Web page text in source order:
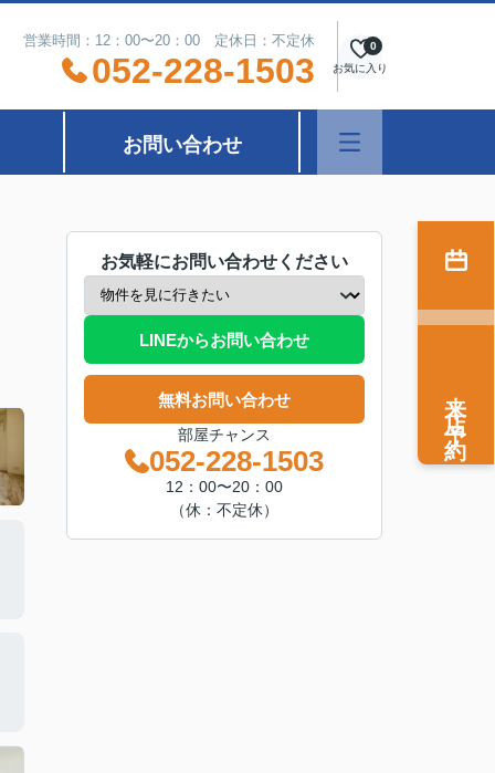
営業時間：12：00〜20：00 定休日：不定休
052-228-1503 お気に入り
0
お問い合わせ
お気軽にお問い合わせください
LINEからお問い合わせ
無料お問い合わせ
部屋チャンス
052-228-1503
12：00〜20：00
（休：不定休）
来店予約